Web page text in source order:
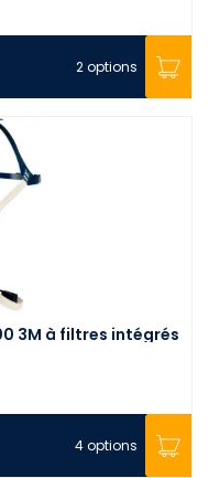
2 options
3M à filtres intégrés
4 options